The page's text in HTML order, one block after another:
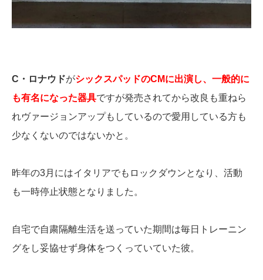
C・ロナウドがシックスパッドのCMに出演し、一般的に
も有名になった器具ですが発売されてから改良も重ねら
れヴァージョンアップもしているので愛用している方も
少なくないのではないかと。
昨年の3月にはイタリアでもロックダウンとなり、活動
も一時停止状態となりました。
自宅で自粛隔離生活を送っていた期間は毎日トレーニン
グをし妥協せず身体をつくっていていた彼。